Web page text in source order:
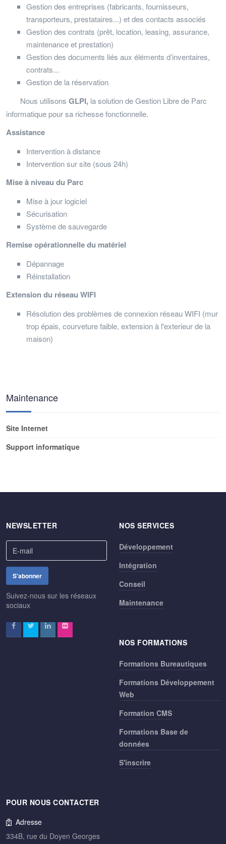
Gestion des entreprises (fabricants, fournisseurs,
transporteurs, prestataires...) et des contacts associés
Gestion des contrats (prêt, location, leasing, assurance,
maintenance et prestation)
Gestion des documents liés aux éléments d’inventaires,
contrats...
Gestion de la réservation
Nous utilisons GLPI, la solution de Gestion Libre de Parc
informatique pour sa richesse fonctionnelle.
Assistance
Intervention à distance
Intervention sur site (sous 24h)
Mise à niveau du Parc
Mise à jour logiciel
Sécurisation
Système de sauvegarde
Remise opérationnelle du matériel
Dépannage
Réinstallation
Extension du réseau WIFI
Résolution des problèmes de connexion réseau WIFI (mur
trop épais, courveture faible, extension à l'exterieur de la
maison)
Maintenance
Site Internet
Support informatique
NEWSLETTER
Suivez-nous sur les réseaux
sociaux
NOS SERVICES
Développement
Intégration
Conseil
Maintenance
NOS FORMATIONS
Formations Bureautiques
Formations Développement
Web
Formation CMS
Formations Base de
données
S'inscrire
POUR NOUS CONTACTER
Adresse
334B, rue du Doyen Georges